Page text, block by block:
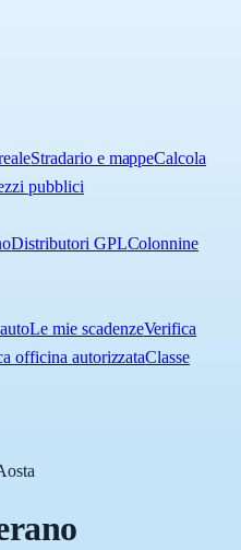
Stradario e mappeCalcola
pubblici
Distributori GPLColonnine
Le mie scadenzeVerifica
officina autorizzataClasse